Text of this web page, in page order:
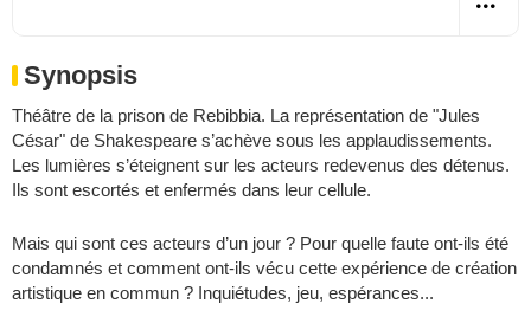
Synopsis
Théâtre de la prison de Rebibbia. La représentation de "Jules
César" de Shakespeare s’achève sous les applaudissements.
Les lumières s’éteignent sur les acteurs redevenus des détenus.
Ils sont escortés et enfermés dans leur cellule.
Mais qui sont ces acteurs d’un jour ? Pour quelle faute ont-ils été
condamnés et comment ont-ils vécu cette expérience de création
artistique en commun ? Inquiétudes, jeu, espérances...